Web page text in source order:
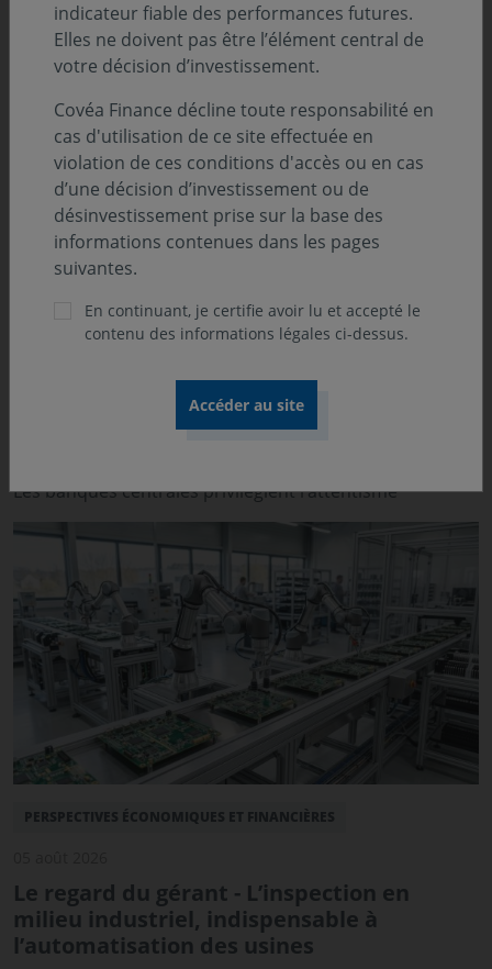
Découvrez d'autres décryptages
ENVIRONNEMENT ÉCONOMIQUE
Les banques centrales privilégient l’attentisme
PERSPECTIVES ÉCONOMIQUES ET FINANCIÈRES
Le regard du gérant - L’inspection en
milieu industriel, indispensable à
l’automatisation des usines
indicateur fiable des performances futures.
Elles ne doivent pas être l’élément central de
votre décision d’investissement.
Covéa Finance décline toute responsabilité en
cas d'utilisation de ce site effectuée en
violation de ces conditions d'accès ou en cas
d’une décision d’investissement ou de
désinvestissement prise sur la base des
informations contenues dans les pages
suivantes.
En continuant, je certifie avoir lu et accepté le
contenu des informations légales ci-dessus.